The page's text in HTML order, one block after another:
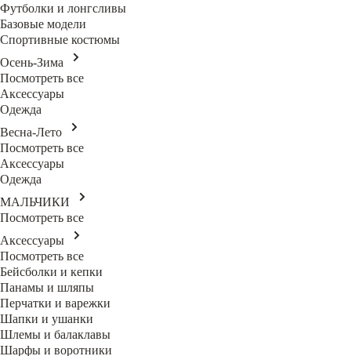
Футболки и лонгсливы
Базовые модели
Спортивные костюмы
Осень-Зима
Посмотреть все
Аксессуары
Одежда
Весна-Лето
Посмотреть все
Аксессуары
Одежда
МАЛЬЧИКИ
Посмотреть все
Аксессуары
Посмотреть все
Бейсболки и кепки
Панамы и шляпы
Перчатки и варежки
Шапки и ушанки
Шлемы и балаклавы
Шарфы и воротники